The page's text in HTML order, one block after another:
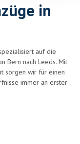
in
auf die
Bern nach Leeds. Mit
sorgen wir für einen
immer an erster